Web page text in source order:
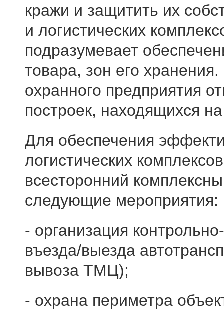
кражи и защитить их
и логистических
подразумевает
товара, зон его
охранного предприятия
построек, находящихся
Для обеспечения
логистических
всесторонний
следующие мероприятия:
- организация
въезда/выезда
вывоза ТМЦ);
- охрана периметра